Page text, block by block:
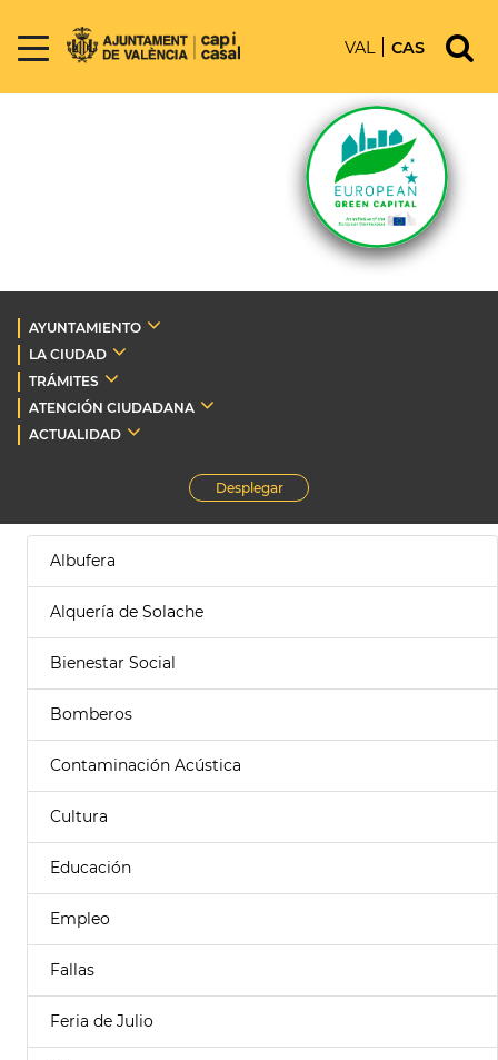
VAL CAS
AYUNTAMIENTO
LA CIUDAD
TRÁMITES
ATENCIÓN CIUDADANA
ACTUALIDAD
Desplegar
Albufera
Alquería de Solache
Bienestar Social
Bomberos
Contaminación Acústica
Cultura
Educación
Empleo
Fallas
Feria de Julio